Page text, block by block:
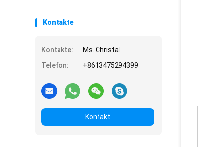
Kontakte
Kontakte:
Ms. Christal
Telefon:
+8613475294399
Kontakt